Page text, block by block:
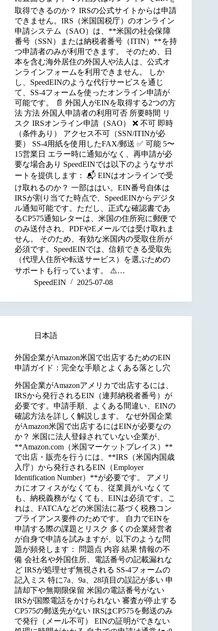
取得できるのか？ IRSの公式サイトからは申請
できません。IRS（米国国税庁）のオンライン
申請システム（SAO）は、**米国の社会保障
番号（SSN）または納税者番号（ITIN）**を持
つ申請者のみが利用できます。 そのため、日
本を含む海外居住の外国人や法人は、公式オ
ンラインフォームを利用できません。 しか
し、SpeedEINのような代行サービスを通じ
て、SS-4フォームを使ったオンライン申請が
可能です。 📄 外国人がEINを取得する2つの方
法 方法 外国人申請者の利用可否 所要時間 リ
スク IRSオンライン申請（SAO） ❌ 不可 即時
（条件あり） アクセス不可（SSN/ITINが必
要） SS-4用紙を使用したFAX/郵送 ✅ 可能 5〜
15営業日 エラー時に通知がなく、再申請が必
要な場合あり SpeedEINでは以下のようなサポ
ートを提供します： 📬 EINはオンラインで受
け取れるのか？ 一部ははい。EIN番号自体は
IRSが割り当てた時点で、SpeedEINからデジタ
ル通知可能です。ただし、正式な確認書であ
るCP575通知レターは、米国の住所宛に郵便で
のみ送付され、PDFやEメールでは受け取れま
せん。 そのため、有効な米国内の受取住所が
必須です。SpeedEINでは、信頼できる受取先
（代理人住所や転送サービス）を選ぶための
サポートも行っています。 ⚠️…
SpeedEIN
2025-07-08
日本語
外国企業がAmazon米国で出店するためのEIN
申請ガイド：完全な手順とよくある落とし穴
外国企業がAmazonアメリカで出店するには、
IRSから発行されるEIN（連邦納税者番号）が
必要です。申請手順、よくある間違い、EINの
確認方法を詳しく解説します。 なぜ外国企業
がAmazon米国で出店するにはEINが必要なの
か？ 米国に法人登録されていない企業が、
**Amazon.com（米国マーケットプレイス）**
で出店・販売を行うには、**IRS（米国内国歳
入庁）から発行されるEIN（Employer
Identification Number）**が必要です。 アメリ
カにオフィスがなくても、従業員がいなくて
も、納税義務がなくても、EINは必須です。こ
れは、FATCAなどの米国法に基づく税務コン
プライアンス要件のためです。 自力でEINを
申請する際の課題とリスク 多くの企業経営者
が自身で申請を試みますが、以下のような問
題が頻発します： 問題点 内容 結果 情報の不
備 会社名や外国住所、電話番号の記載漏れな
ど IRSが処理せず無視される SS-4フォームの
記入ミス 特に7a、9a、28項目の誤記が多い 申
請却下や無期限保留 米国の電話番号がない
IRSが国際電話をかけられない 審査が停止する
CP575の郵送先がない IRSはCP575を郵送のみ
で発行（メール不可） EINの証明ができない